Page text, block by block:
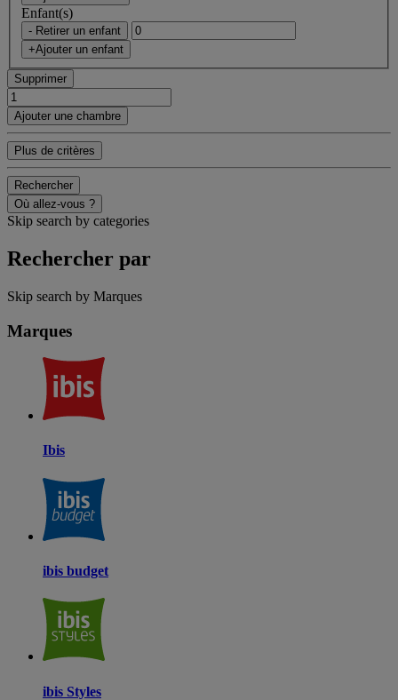
Enfant(s)
- Retirer un enfant
+Ajouter un enfant
Supprimer
Ajouter une chambre
Plus de critères
Rechercher
Où allez-vous ?
Skip search by categories
Rechercher par
Skip search by Marques
Marques
Ibis
ibis budget
ibis Styles